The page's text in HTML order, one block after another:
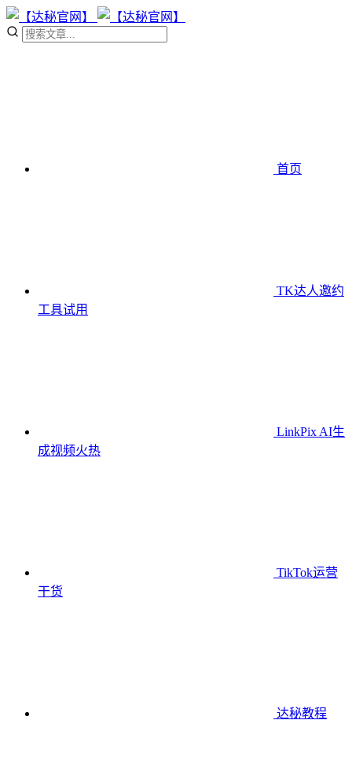
首页
TK达人邀约
工具试用
LinkPix AI生
成视频火热
TikTok运营
干货
达秘教程